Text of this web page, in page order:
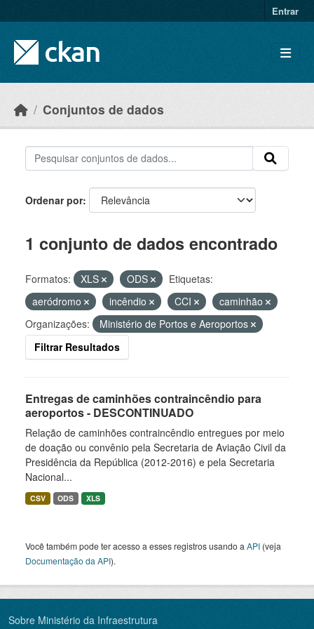
Entrar
Conjuntos de dados
Ordenar por
1 conjunto de dados encontrado
Formatos: XLS ODS
Etiquetas:
aeródromo
incêndio CCI
caminhão
Organizações:
Ministério de Portos e Aeroportos
Filtrar Resultados
Entregas de caminhões contraincêndio para
aeroportos - DESCONTINUADO
Relação de caminhões contraincêndio entregues por meio
de doação ou convênio pela Secretaria de Aviação Civil da
Presidência da República (2012-2016) e pela Secretaria
Nacional...
CSV ODS XLS
Você também pode ter acesso a esses registros usando a API (veja
Documentação da API).
Sobre Ministério da Infraestrutura